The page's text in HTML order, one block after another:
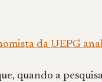
da UEPG
quando a